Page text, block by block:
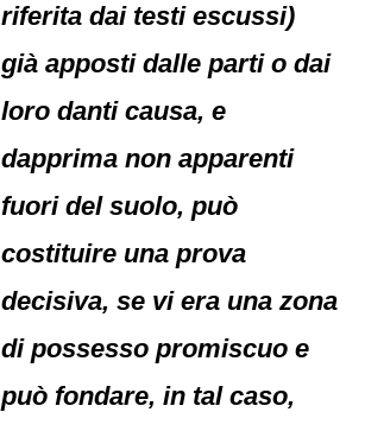
riferita dai testi escussi)
già apposti dalle parti o dai
loro danti causa, e
dapprima non apparenti
fuori del suolo, può
costituire una prova
decisiva, se vi era una zona
di possesso promiscuo e
può fondare, in tal caso,